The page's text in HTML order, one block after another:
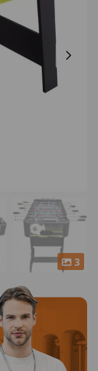
3